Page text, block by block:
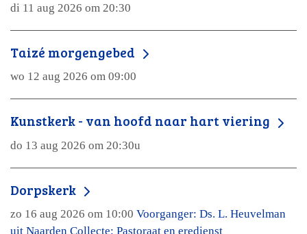
di 11 aug 2026 om 20:30
Taizé morgengebed
wo 12 aug 2026 om 09:00
Kunstkerk - van hoofd naar hart viering
do 13 aug 2026 om 20:30u
Dorpskerk
zo 16 aug 2026 om 10:00 Voorganger: Ds. L. Heuvelman
uit Naarden Collecte: Pastoraat en eredienst